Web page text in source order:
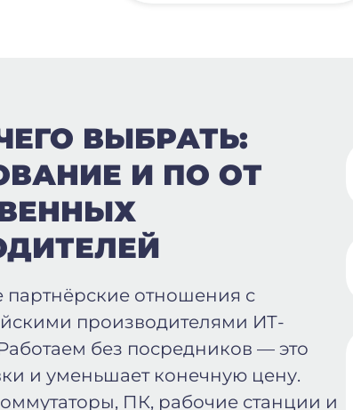
ВЫБРАТЬ:
И ПО ОТ
отношения с
производителями ИТ-
без посредников — это
и уменьшает конечную цену.
ПК, рабочие станции и